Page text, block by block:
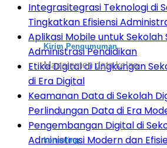
Kirim Pengumuman
Manajemen data kelas
konseling
Integrasitegrasi Teknologi di
Tingkatkan Efisiensi
Aplikasi Mobile untuk Sekolah
Administrasi Pendidikan
Etika Digital di Lingkungan
di Era Digital
Keamanan Data di Sekolah
Perlindungan Data di Era
Pengembangan Digital di
Administrasi Modern dan